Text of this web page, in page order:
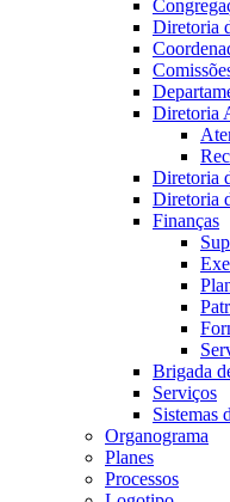
Diretoria
Diretoria
Diretoria
Diretoria
Finanças
Brigada
Serviços
Sistemas
Organograma
Planes
Processos